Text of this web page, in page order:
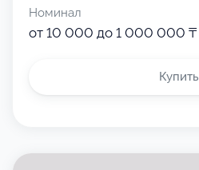
Номинал
от 10 000 до 1 000 000 ₸
Купить